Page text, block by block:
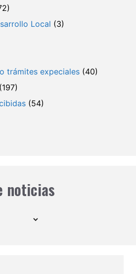
Local (3)
trámites expeciales (40)
(197)
(54)
noticias